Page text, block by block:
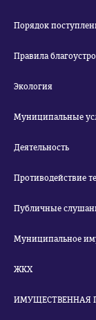
Порядок
Правила
Экология
Муниципальные
Деятельность
Противодействие
Публичные
Муниципальное
ЖКХ
ИМУЩЕСТВЕННАЯ